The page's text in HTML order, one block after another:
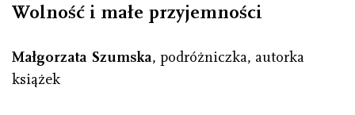
Wolność i małe przyjemności
Małgorzata Szumska, podróżniczka, autorka
książek